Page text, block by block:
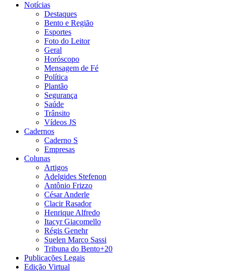
Notícias
Destaques
Bento e Região
Esportes
Foto do Leitor
Geral
Horóscopo
Mensagem de Fé
Política
Plantão
Segurança
Saúde
Trânsito
Vídeos JS
Cadernos
Caderno S
Empresas
Colunas
Artigos
Adelgides Stefenon
Antônio Frizzo
César Anderle
Clacir Rasador
Henrique Alfredo
Itacyr Giacomello
Régis Genehr
Suelen Marco Sassi
Tribuna do Bento+20
Publicações Legais
Edição Virtual